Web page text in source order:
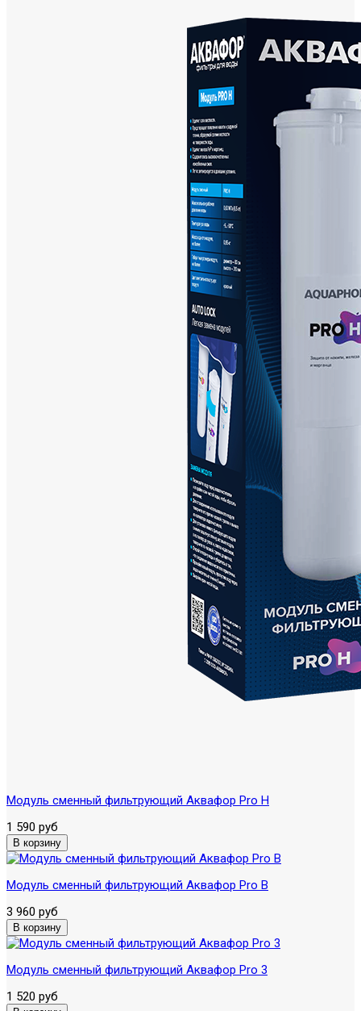
Модуль сменный фильтрующий Аквафор Pro H
1 590 руб
Модуль сменный фильтрующий Аквафор Pro B
3 960 руб
Модуль сменный фильтрующий Аквафор Pro 3
1 520 руб